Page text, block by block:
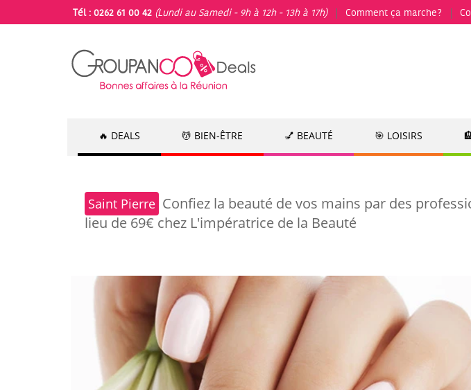
Tél : 0262 61 00 42 (Lundi au Samedi - 9h à 12h - 13h à 17h) Comment ça marche?
🔥 DEALS 💆 BIEN-ÊTRE 💅 BEAUTÉ 🎯 LOISIRS
Saint Pierre Confiez la beauté de vos mains par des
lieu de 69€ chez L'impératrice de la Beauté